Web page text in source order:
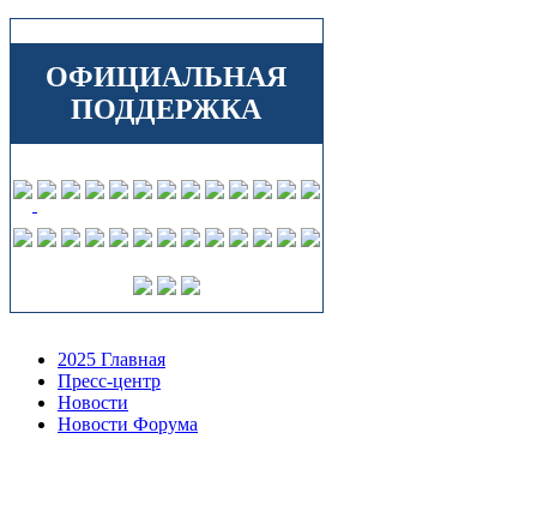
ОФИЦИАЛЬНАЯ
ПОДДЕРЖКА
2025 Главная
Пресс-центр
Новости
Новости Форума